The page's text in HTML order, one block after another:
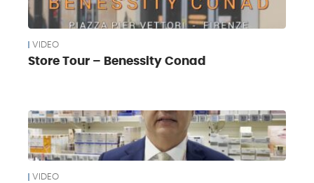
VIDEO
Store Tour – Benessity Conad
VIDEO